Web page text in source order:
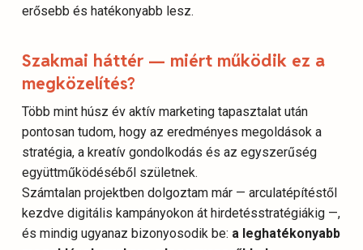
erősebb és hatékonyabb lesz.
Szakmai háttér — miért működik ez a
megközelítés?
Több mint húsz év aktív marketing tapasztalat után
pontosan tudom, hogy az eredményes megoldások a
stratégia, a kreatív gondolkodás és az egyszerűség
együttműködéséből születnek.
Számtalan projektben dolgoztam már — arculatépítéstől
kezdve digitális kampányokon át hirdetésstratégiákig —,
és mindig ugyanaz bizonyosodik be: a leghatékonyabb